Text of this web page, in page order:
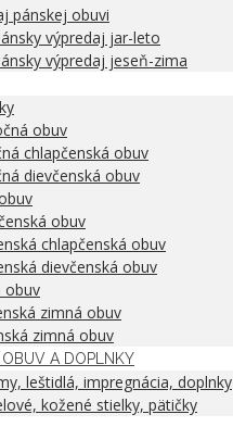
pánskej obuvi
výpredaj jar-leto
výpredaj jeseň-zima
obuv
chlapčenská obuv
dievčenská obuv
obuv
chlapčenská obuv
dievčenská obuv
obuv
zimná obuv
zimná obuv
A DOPLNKY
leštidlá, impregnácia, doplnky
kožené stielky, pätičky